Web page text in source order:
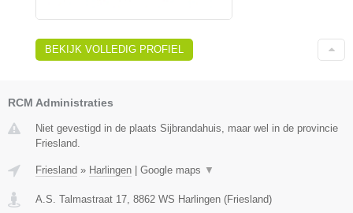
BEKIJK VOLLEDIG PROFIEL
RCM Administraties
Niet gevestigd in de plaats Sijbrandahuis, maar wel in de provincie
Friesland.
Friesland » Harlingen Google maps ▼
A.S. Talmastraat 17, 8862 WS Harlingen (Friesland)